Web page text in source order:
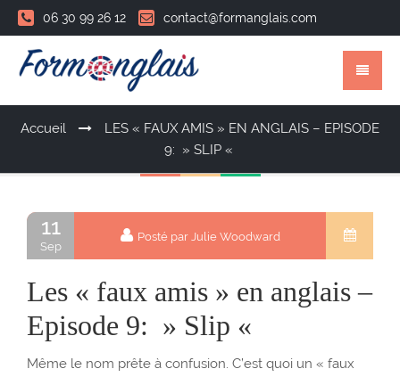
06 30 99 26 12 contact@formanglais.com
Accueil
LES « FAUX AMIS » EN ANGLAIS – EPISODE
9: » SLIP «
11
Sep
Posté par Julie Woodward
Les « faux amis » en anglais –
Episode 9: » Slip «
Même le nom prête à confusion. C’est quoi un « faux